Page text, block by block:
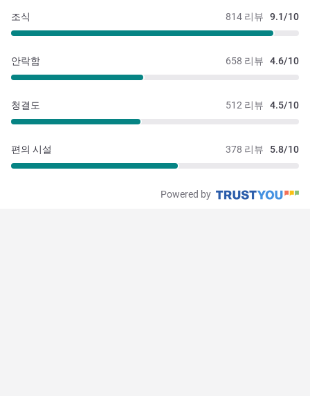
814 리뷰 9.1/10
조식
658 리뷰 4.6/10
안락함
512 리뷰 4.5/10
청결도
378 리뷰 5.8/10
편의 시설
Powered by